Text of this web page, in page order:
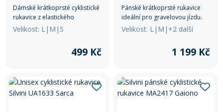
Dámské krátkoprsté cyklistické
rukavice z elastického
materiálu Light MESH. Dlaň je z
tenké umělé kůže s gelovou
Velikost: L|M|S
499 Kč
Pánské krátkoprsté rukavice
ideální pro gravelovou jízdu.
Vyrobena z materiálu Light
MESH na svrchní straně, s
vysokou hustotou dlaně od
Velikost: L|M|+2 další
1 199 Kč